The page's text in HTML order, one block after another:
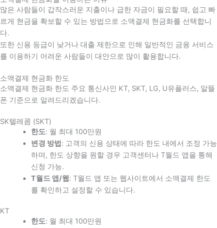
많은 사람들이 갑작스러운 지출이나 급한 자금이 필요할 때 , 쉽고 빠
르게 현금을 확보할 수 있는 방법으로 소액결제 현금화를 선택합니
다.
또한 신용 등급이 낮거나 대출 제한으로 인해 일반적인 금융 서비스
를 이용하기 어려운 사람들이 대안으로 많이 활용합니다.
소액결제 현금화 한도
소액결제 현금화 한도 주요 통신사인 KT, SKT, LG, U유플러스, 알뜰
폰 기준으로 알려드리겠습니다.
SK텔레콤 (SKT)
한도: 월 최대 100만원
변경 방법 : 고객의 신용 상태에 따라 한도 내에서 조정 가능
하며, 한도 상향을 원할 경우 고객센터나 T월드 앱을 통해
신청 가능.
T월드 앱/웹 : T월드 앱 또는 웹사이트에서 소액결제 한도
를 확인하고 설정할 수 있습니다.
KT
한도: 월 최대 100만원